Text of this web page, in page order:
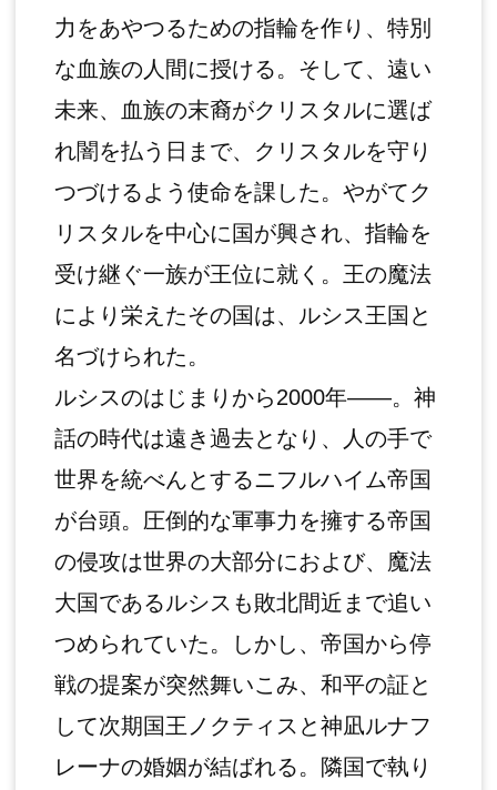
力をあやつるための指輪を作り、特別
な血族の人間に授ける。そして、遠い
未来、血族の末裔がクリスタルに選ば
れ闇を払う日まで、クリスタルを守り
つづけるよう使命を課した。やがてク
リスタルを中心に国が興され、指輪を
受け継ぐ一族が王位に就く。王の魔法
により栄えたその国は、ルシス王国と
名づけられた。
ルシスのはじまりから2000年――。神
話の時代は遠き過去となり、人の手で
世界を統べんとするニフルハイム帝国
が台頭。圧倒的な軍事力を擁する帝国
の侵攻は世界の大部分におよび、魔法
大国であるルシスも敗北間近まで追い
つめられていた。しかし、帝国から停
戦の提案が突然舞いこみ、和平の証と
して次期国王ノクティスと神凪ルナフ
レーナの婚姻が結ばれる。隣国で執り